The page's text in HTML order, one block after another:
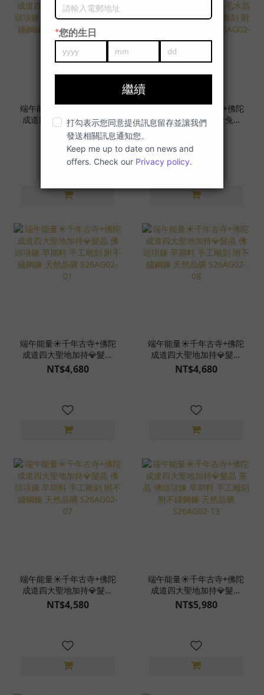
端午能量☀️千年古寺+佛陀
成道四大聖地加持💎髮晶
佛頭項鍊 早期料 手工雕刻
附不鏽鋼鍊 天然晶礦
S26AG02-05
NT$4,680
端午能量☀️千年古寺+佛陀
成道四大聖地加持💎兔毛
水晶 佛頭項鍊 早期料 手
礦 S26AG02-07-1
端午能量☀️千年古寺+佛陀
成道四大聖地加持💎髮晶
佛頭項鍊 早期料 手工雕刻
附不鏽鋼鍊 天然晶礦
NT$4,680
端午能量☀️千年古寺+佛陀
成道四大聖地加持💎髮晶
佛頭項鍊 早期料 手工雕刻
附不鏽鋼鍊 天然晶礦
NT$4,680
端午能量☀️千年古寺+佛陀
成道四大聖地加持💎髮晶
佛頭項鍊 早期料 手工雕刻
附不鏽鋼鍊 天然晶礦
NT$4,580
端午能量☀️千年古寺+佛陀
成道四大聖地加持💎髮晶
茶晶 佛頭項鍊 早期料 手
工雕刻 附不鏽鋼鍊 天然晶
NT$5,980